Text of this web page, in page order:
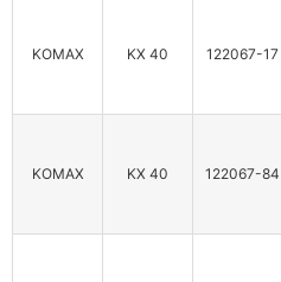
KOMAX KX 40 122067-17
KOMAX KX 40 122067-84